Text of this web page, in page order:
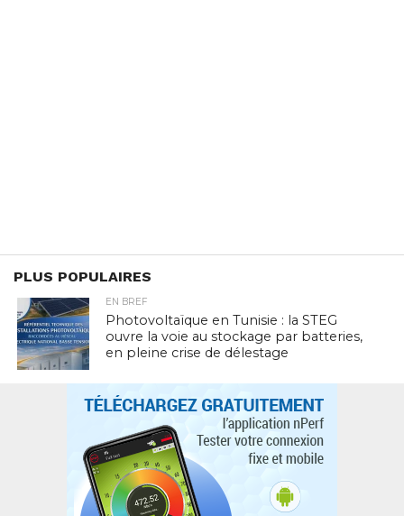
PLUS POPULAIRES
EN BREF
Photovoltaïque en Tunisie : la STEG
ouvre la voie au stockage par batteries,
en pleine crise de délestage